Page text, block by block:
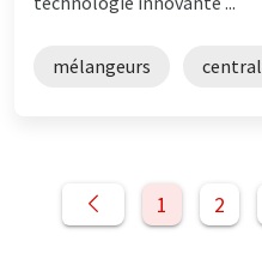
mélangeurs
1 2